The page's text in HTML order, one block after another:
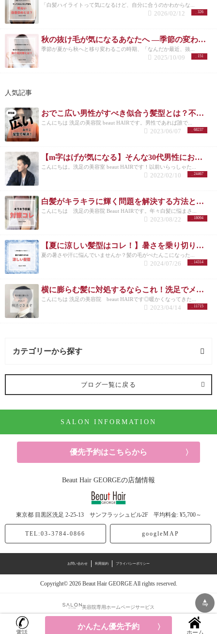
「白髪ハイライトって気になるけど、自分に合うのかわからな...
326
2026/02/12
秋の抜け毛が気になるあなたへ ―季節の変わり目に必要な頭皮ケアとは―
季節が夏から秋へと移り変わるこの時期、「なんだか最近、抜...
151
2025/10/09
人気記事
おでこ広い男性がすべき似合う髪型とは？不向きなメンズスタイルも紹介！
こんにちは 洗足の美容院 beaut HAIRです。男性であれば誰で...
68237
2023/06/07
【m字はげが気になる】そんな30代男性におすすめの髪型3選！
こんにちは。洗足の美容室 beaut HAIRです！以前いらっしゃた...
24467
2022/02/10
白髪がキラキラに輝く問題を解決する方法とは？白髪を活かしたカラーも紹介
こんにちは 洗足の美容院 Beaut HAIRです。年々白髪に悩まさ...
18094
2023/08/22
【夏に涼しい髪型はコレ！】暑さを乗り切りたいメンズさんにオススメの髪型とは？
夏の暑さや汗に悩んでいませんか？髪の毛がぺたんこになった...
14314
2024/07/26
横に膨らむ髪に対処するならこれ！洗足でメンズカットが得意な美容院が紹介◎
こんにちは 洗足の美容院 beaut HAIRです◎暖かくなってきた...
11715
2023/04/14
カテゴリーから探す
オススメメニュー (122記事)
パーマ (10記事)
スタイリング剤 (6記事)
研修 (7記事)
ブログ一覧に戻る
SALON INFORMATION
優先予約はこちらから
Beaut Hair GEORGEの店舗情報
東京都 目黒区洗足 2-25-13 サンフラッシュビル2F 平均料金: ¥5,700～
TEL:03-3784-0866 googleMAP
お問い合わせ 利用規約 プライバシーポリシー
Copyright© 2026 Beaut Hair GEORGE All rights reserved.
美容院専用ホームページサービス
▲
top
電話
かんたん優先予約
ホーム